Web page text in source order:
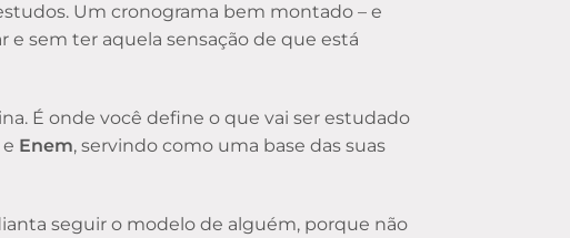
Um cronograma bem montado – e
sem ter aquela sensação de que está
É onde você define o que vai ser estudado
e Enem, servindo como uma base das suas
seguir o modelo de alguém, porque não